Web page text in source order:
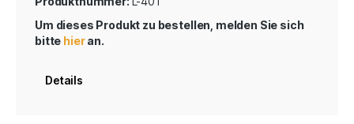
Um dieses Produkt zu bestellen, melden Sie sich
bitte hieran.
Details